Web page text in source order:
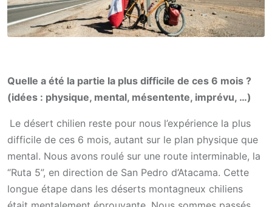
Quelle a été la partie la plus difficile de ces 6 mois ?
(idées : physique, mental, mésentente, imprévu, …)
Le désert chilien reste pour nous l’expérience la plus
difficile de ces 6 mois, autant sur le plan physique que
mental. Nous avons roulé sur une route interminable, la
“Ruta 5”, en direction de San Pedro d’Atacama. Cette
longue étape dans les déserts montagneux chiliens